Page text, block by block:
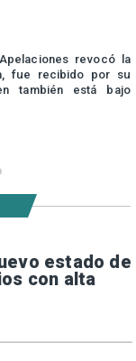
revocó la
fue recibido por su
también está bajo
estado de
con alta